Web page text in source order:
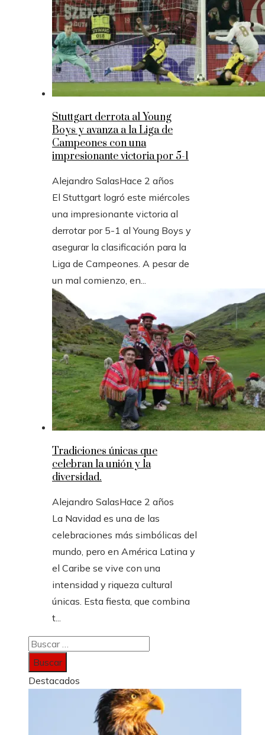
Stuttgart derrota al Young
Boys y avanza a la Liga de
Campeones con una
impresionante victoria por 5-1
Alejandro SalasHace 2 años
El Stuttgart logró este miércoles
una impresionante victoria al
derrotar por 5-1 al Young Boys y
asegurar la clasificación para la
Liga de Campeones. A pesar de
un mal comienzo, en...
Tradiciones únicas que
celebran la unión y la
diversidad.
Alejandro SalasHace 2 años
La Navidad es una de las
celebraciones más simbólicas del
mundo, pero en América Latina y
el Caribe se vive con una
intensidad y riqueza cultural
únicas. Esta fiesta, que combina
t...
Buscar:
Destacados